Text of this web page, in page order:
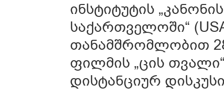
ინსტიტუტის
საქართველოში“
თანამშრომლობით
ფილმის „ცის თვალი“
დისტანციურ